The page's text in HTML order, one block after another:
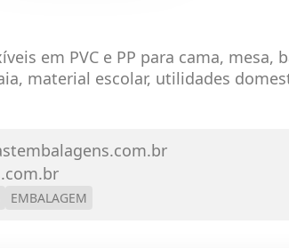
em PVC e PP para cama, mesa,
material escolar, utilidades
EMBALAGEM